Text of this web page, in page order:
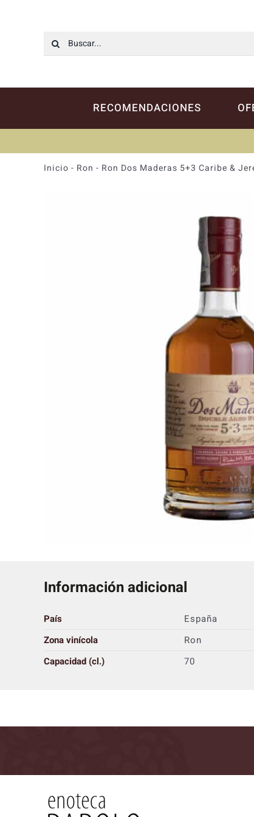
Buscar:
RECOMENDACIONES
Inicio - Ron - Ron Dos Maderas 5+3 Caribe &
Información adicional
País
España
Zona vinícola
Ron
Capacidad (cl.)
70